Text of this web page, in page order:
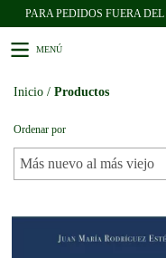
PARA PEDIDOS FUERA
MENÚ
Inicio / Productos
Ordenar por